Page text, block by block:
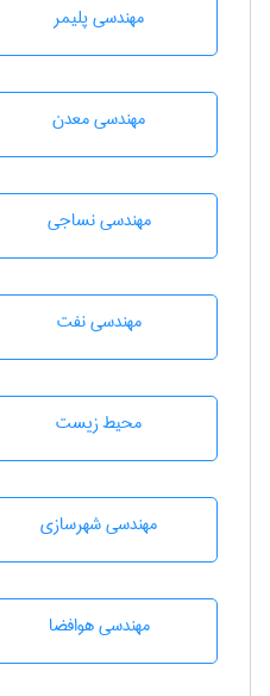
مهندسی پليمر
مهندسی معدن
مهندسي نساجی
مهندسی نفت
محيط زيست
مهندسی شهرسازی
مهندسی هوافضا